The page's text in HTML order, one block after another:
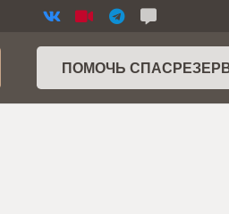
ПОМОЧЬ